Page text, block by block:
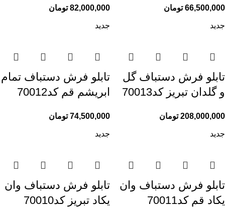
66,500,000 تومان 82,000,000 تومان
جدید
تابلو فرش دستباف گل
و گلدان تبریز کد70013
208,000,000 تومان
جدید
تابلو فرش دستباف تمام
ابریشم قم کد70012
74,500,000 تومان
جدید
تابلو فرش دستباف وان
یکاد قم کد70011
جدید
تابلو فرش دستباف وان
یکاد تبریز کد70010